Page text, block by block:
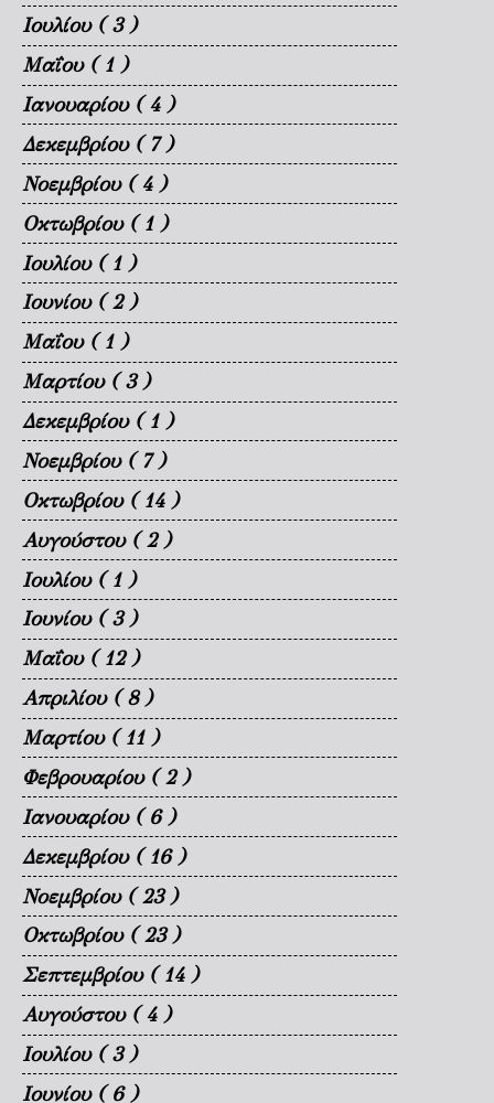
Ιουλίου ( 3 )
Μαΐου ( 1 )
Ιανουαρίου ( 4 )
Δεκεμβρίου ( 7 )
Νοεμβρίου ( 4 )
Οκτωβρίου ( 1 )
Ιουλίου ( 1 )
Ιουνίου ( 2 )
Μαΐου ( 1 )
Μαρτίου ( 3 )
Δεκεμβρίου ( 1 )
Νοεμβρίου ( 7 )
Οκτωβρίου ( 14 )
Αυγούστου ( 2 )
Ιουλίου ( 1 )
Ιουνίου ( 3 )
Μαΐου ( 12 )
Απριλίου ( 8 )
Μαρτίου ( 11 )
Φεβρουαρίου ( 2 )
Ιανουαρίου ( 6 )
Δεκεμβρίου ( 16 )
Νοεμβρίου ( 23 )
Οκτωβρίου ( 23 )
Σεπτεμβρίου ( 14 )
Αυγούστου ( 4 )
Ιουλίου ( 3 )
Ιουνίου ( 6 )